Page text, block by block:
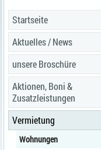
Startseite
Aktuelles / News
unsere Broschüre
Aktionen, Boni &
Zusatzleistungen
Vermietung
Wohnungen